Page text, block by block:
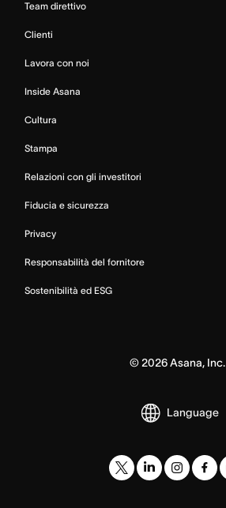
Team direttivo
Clienti
Lavora con noi
Inside Asana
Cultura
Stampa
Relazioni con gli investitori
Fiducia e sicurezza
Privacy
Responsabilità del fornitore
Sostenibilità ed ESG
© 2026Asana, Inc.
Language